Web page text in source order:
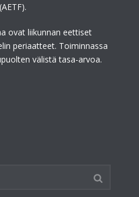
ovat liikunnan eettiset
periaatteet. Toiminnassa
välistä tasa-arvoa.